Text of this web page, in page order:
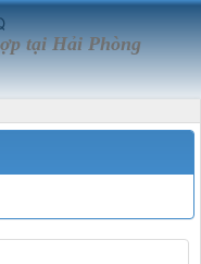
tại Hải Phòng